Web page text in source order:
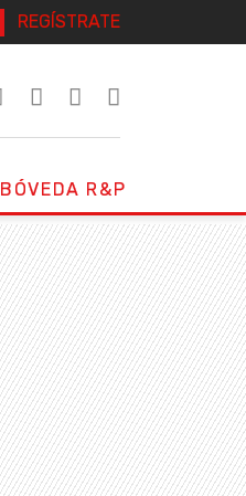
REGÍSTRATE
BÓVEDA R&P